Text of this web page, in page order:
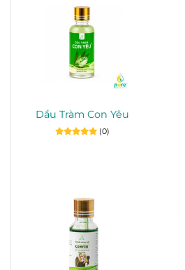
Dầu Tràm Con Yêu
(0)